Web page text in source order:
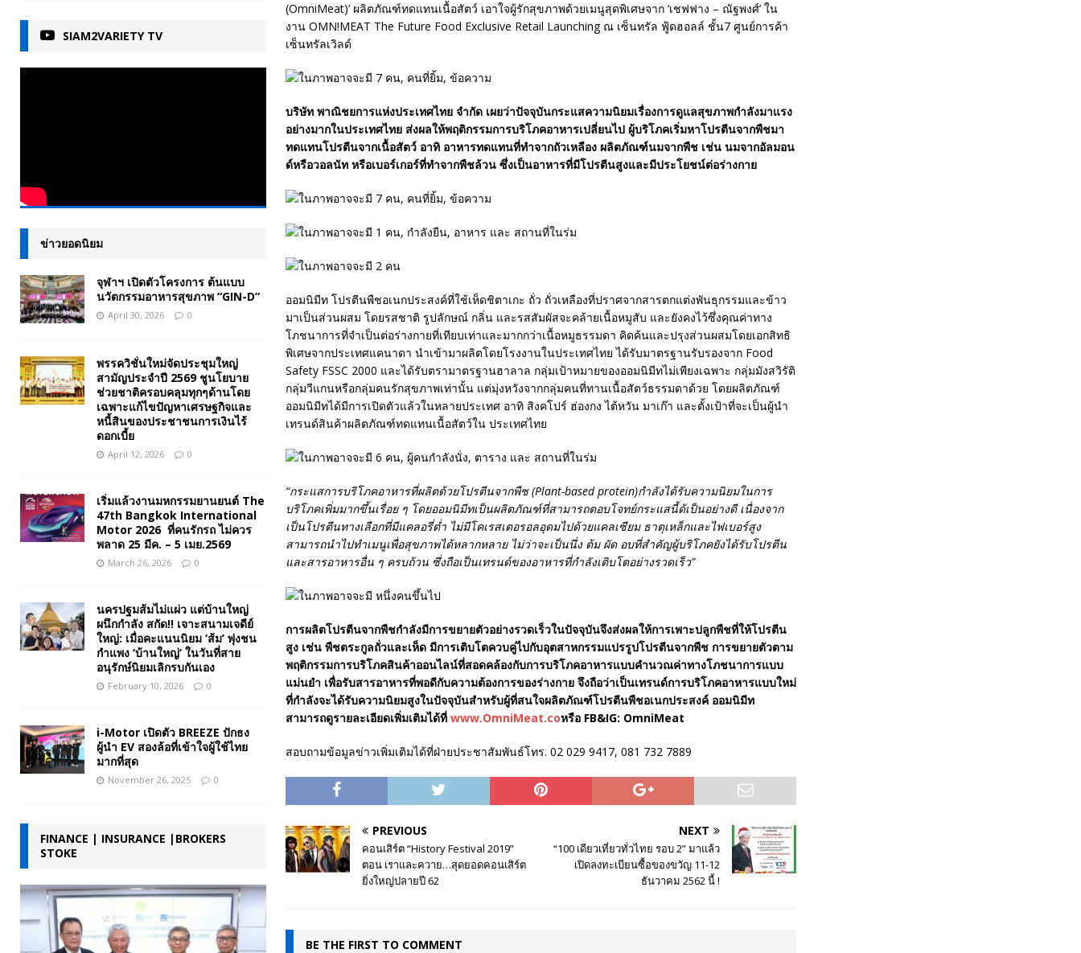
(OmniMeat)’ ผลิตภัณฑ์ทดแทนเนื้อสัตว์ เอาใจผู้รักสุขภาพด้วยเมนูสุดพิเศษจาก ‘เชฟฟาง – ณัฐพงศ์’ ใน
งาน OMN!MEAT The Future Food Exclusive Retail Launching ณ เซ็นทรัล ฟู้ดฮอลล์ ชั้น7 ศูนย์การค้า
เซ็นทรัลเวิลด์
บริษัท พาณิชยการแห่งประเทศไทย จำกัด เผยว่าปัจจุบันกระแสความนิยมเรื่องการดูแลสุขภาพกำลังมาแรง
อย่างมากในประเทศไทย ส่งผลให้พฤติกรรมการบริโภคอาหารเปลี่ยนไป ผู้บริโภคเริ่มหาโปรตีนจากพืชมา
ทดแทนโปรตีนจากเนื้อสัตว์ อาทิ อาหารทดแทนที่ทำจากถัวเหลือง ผลิตภัณฑ์นมจากพืช เช่น นมจากอัลมอน
ด์หรือวอลนัท หรือเบอร์เกอร์ที่ทำจากพืชล้วน ซึ่งเป็นอาหารที่มีโปรตีนสูงและมีประโยชน์ต่อร่างกาย
ออมนิมีท โปรตีนพืชอเนกประสงค์ที่ใช้เห็ดชิตาเกะ ถั่ว ถั่วเหลืองที่ปราศจากสารตกแต่งพันธุกรรมและข้าว
มาเป็นส่วนผสม โดยรสชาติ รูปลักษณ์ กลิ่น และรสสัมผัสจะคล้ายเนื้อหมูสับ และยังคงไว้ซึ่งคุณค่าทาง
โภชนาการที่จำเป็นต่อร่างกายที่เทียบเท่าและมากกว่าเนื้อหมูธรรมดา คิดค้นและปรุงส่วนผสมโดยเอกสิทธิ
พิเศษจากประเทศแคนาดา นำเข้ามาผลิตโดยโรงงานในประเทศไทย ได้รับมาตรฐานรับรองจาก Food
Safety FSSC 2000 และได้รับตรามาตรฐานฮาลาล กลุ่มเป้าหมายของออมนิมีทไม่เพียงเฉพาะ กลุ่มมังสวิรัติ
กลุ่มวีแกนหรือกลุ่มคนรักสุขภาพเท่านั้น แต่มุ่งหวังจากกลุ่มคนที่ทานเนื้อสัตว์ธรรมดาด้วย โดยผลิตภัณฑ์
ออมนิมีทได้มีการเปิดตัวแล้วในหลายประเทศ อาทิ สิงคโปร์ ฮ่องกง ไต้หวัน มาเก๊า และตั้งเป้าที่จะเป็นผู้นำ
เทรนด์สินค้าผลิตภัณฑ์ทดแทนเนื้อสัตว์ใน ประเทศไทย
“กระแสการบริโภคอาหารที่ผลิตด้วยโปรตีนจากพืช (Plant-based protein)กำลังได้รับความนิยมในการ
บริโภคเพิ่มมากขึ้นเรื่อย ๆ โดยออมนิมีทเป็นผลิตภัณฑ์ที่สามารถตอบโจทย์กระแสนี้ด้เป็นอย่างดี เนื่องจาก
เป็นโปรตีนทางเลือกที่มีแคลอรี่ต่ำ ไม่มีโคเรสเตอรอลอุดมไปด้วยแคลเซียม ธาตุเหล็กและไฟเบอร์สูง
สามารถนำไปทำเมนูเพื่อสุขภาพได้หลากหลาย ไม่ว่าจะเป็นนึ่ง ต้ม ผัด อบที่สำคัญผู้บริโภคยังได้รับโปรตีน
และสารอาหารอื่น ๆ ครบถ้วน ซึ่งถือเป็นเทรนด์ของอาหารที่กำลังเติบโตอย่างรวดเร็ว”
การผลิตโปรตีนจากพืชกำลังมีการขยายตัวอย่างรวดเร็วในปัจจุบันจึงส่งผลให้การเพาะปลูกพืชที่ให้โปรตีน
สูง เช่น พืชตระกูลถั่วและเห็ด มีการเติบโตควบคู่ไปกับอุตสาหกรรมแปรรูปโปรตีนจากพืช การขยายตัวตาม
พฤติกรรมการบริโภคสินค้าออนไลน์ที่สอดคล้องกับการบริโภคอาหารแบบคำนวณค่าทางโภชนาการแบบ
แม่นยำ เพื่อรับสารอาหารที่พอดีกับความต้องการของร่างกาย จึงถือว่าเป็นเทรนด์การบริโภคอาหารแบบใหม่
ที่กำลังจะได้รับความนิยมสูงในปัจจุบันสำหรับผู้ที่สนใจผลิตภัณฑ์โปรตีนพืชอเนกประสงค์ ออมนิมีท
สามารถดูรายละเอียดเพิ่มเติมได้ที่ www.OmniMeat.coหรือ FB&IG: OmniMeat
สอบถามข้อมูลข่าวเพิ่มเติมได้ที่ฝ่ายประชาสัมพันธ์โทร. 02 029 9417, 081 732 7889
PREVIOUS
คอนเสิร์ต “History Festival 2019”
ตอน เราและควาย…สุดยอดคอนเสิร์ต
ยิ่งใหญ่ปลายปี 62
NEXT
“100 เดียวเที่ยวทั่วไทย รอบ 2” มาแล้ว
เปิดลงทะเบียนซื้อของขวัญ 11-12
ธันวาคม 2562 นี้ !
BE THE FIRST TO COMMENT
SIAM2VARIETY TV
ข่าวยอดนิยม
จุฬาฯ เปิดตัวโครงการ ต้นแบบ
นวัตกรรมอาหารสุขภาพ “GIN-D”
April 30, 2026 0
พรรควิชั่นใหม่จัดประชุมใหญ่
สามัญประจำปี 2569 ชูนโยบาย
ช่วยชาติครอบคลุมทุกๆด้านโดย
เฉพาะแก้ไขปัญหาเศรษฐกิจและ
หนี้สินของประชาชนการเงินไร้
ดอกเบี้ย
April 12, 2026 0
เริ่มแล้วงานมหกรรมยานยนต์ The
47th Bangkok International
Motor 2026 ที่คนรักรถ ไม่ควร
พลาด 25 มีค. – 5 เมย.2569
March 26, 2026 0
นครปฐมส้มไม่แผ่ว แต่บ้านใหญ่
ผนึกกำลัง สกัด!! เจาะสนามเจดีย์
ใหญ่: เมื่อคะแนนนิยม ‘ส้ม’ พุ่งชน
กำแพง ‘บ้านใหญ่’ ในวันที่สาย
อนุรักษ์นิยมเลิกรบกันเอง
February 10, 2026 0
i-Motor เปิดตัว BREEZE ปักธง
ผู้นำ EV สองล้อที่เข้าใจผู้ใช้ไทย
มากที่สุด
November 26, 2025 0
FINANCE | INSURANCE |BROKERS
STOKE